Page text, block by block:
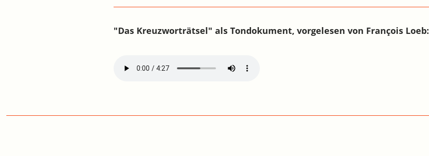
"Das Kreuzworträtsel" als Tondokument, vorgelesen von François Loeb: